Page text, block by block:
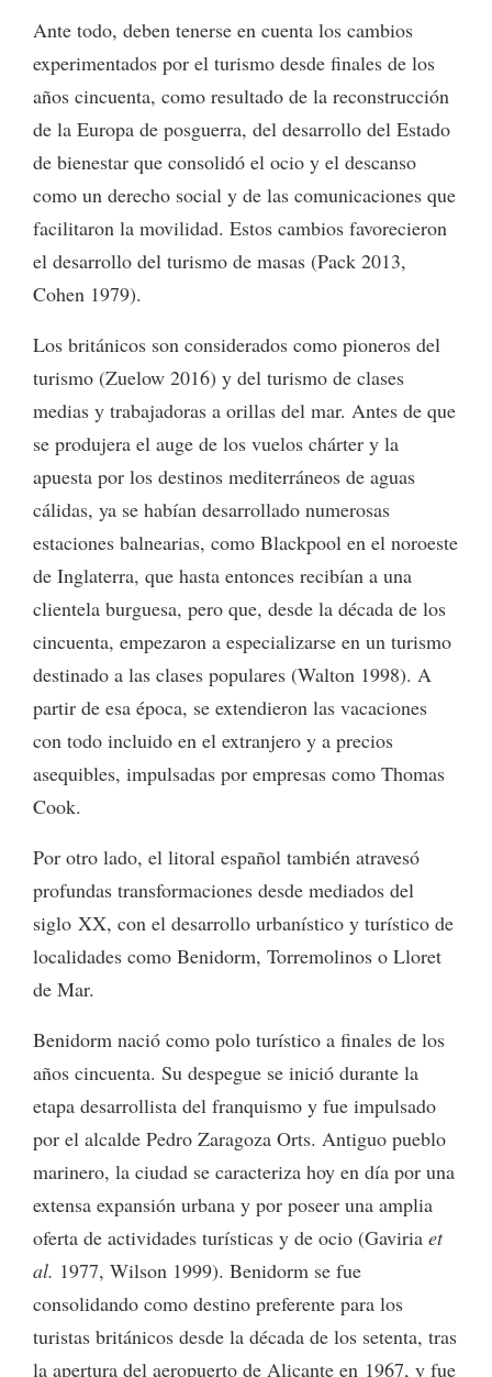
Ante todo, deben tenerse en cuenta los cambios
experimentados por el turismo desde finales de los
años cincuenta, como resultado de la reconstrucción
de la Europa de posguerra, del desarrollo del Estado
de bienestar que consolidó el ocio y el descanso
como un derecho social y de las comunicaciones que
facilitaron la movilidad. Estos cambios favorecieron
el desarrollo del turismo de masas (Pack 2013,
Cohen 1979).
Los británicos son considerados como pioneros del
turismo (Zuelow 2016) y del turismo de clases
medias y trabajadoras a orillas del mar. Antes de que
se produjera el auge de los vuelos chárter y la
apuesta por los destinos mediterráneos de aguas
cálidas, ya se habían desarrollado numerosas
estaciones balnearias, como Blackpool en el noroeste
de Inglaterra, que hasta entonces recibían a una
clientela burguesa, pero que, desde la década de los
cincuenta, empezaron a especializarse en un turismo
destinado a las clases populares (Walton 1998). A
partir de esa época, se extendieron las vacaciones
con todo incluido en el extranjero y a precios
asequibles, impulsadas por empresas como Thomas
Cook.
Por otro lado, el litoral español también atravesó
profundas transformaciones desde mediados del
siglo XX, con el desarrollo urbanístico y turístico de
localidades como Benidorm, Torremolinos o Lloret
de Mar.
Benidorm nació como polo turístico a finales de los
años cincuenta. Su despegue se inició durante la
etapa desarrollista del franquismo y fue impulsado
por el alcalde Pedro Zaragoza Orts. Antiguo pueblo
marinero, la ciudad se caracteriza hoy en día por una
extensa expansión urbana y por poseer una amplia
oferta de actividades turísticas y de ocio (Gaviria et
al. 1977, Wilson 1999). Benidorm se fue
consolidando como destino preferente para los
turistas británicos desde la década de los setenta, tras
la apertura del aeropuerto de Alicante en 1967, y fue